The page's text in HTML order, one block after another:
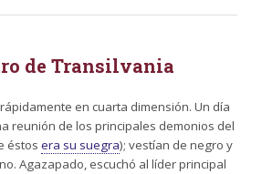
de Transilvania
en cuarta dimensión. Un día
reunión de los principales demonios del
éstos era su suegra); vestían de negro y
Agazapado, escuchó al líder principal